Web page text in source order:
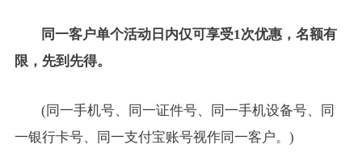
同一客户单个活动日内仅可享受1次优惠，名额有
限，先到先得。
(同一手机号、同一证件号、同一手机设备号、同
一银行卡号、 同一支付宝账号视作同一客户。 )